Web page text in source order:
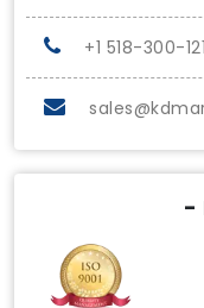
+1 518-300-
-